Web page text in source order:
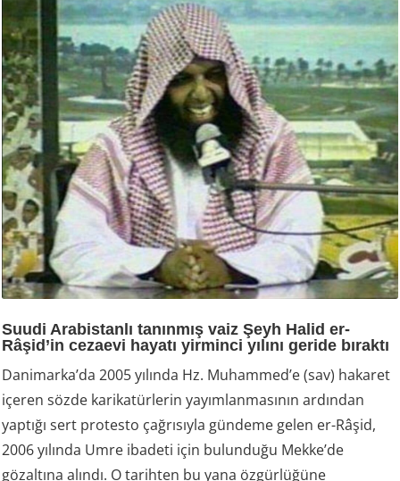
Suudi Arabistanlı tanınmış vaiz Şeyh Halid er-
Râşid’in cezaevi hayatı yirminci yılını geride bıraktı
Danimarka’da 2005 yılında Hz. Muhammed’e (sav) hakaret
içeren sözde karikatürlerin yayımlanmasının ardından
yaptığı sert protesto çağrısıyla gündeme gelen er-Râşid,
2006 yılında Umre ibadeti için bulunduğu Mekke’de
gözaltına alındı. O tarihten bu yana özgürlüğüne